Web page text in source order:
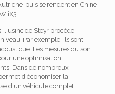
puis se rendent en Chine
iX3.
l'usine de Steyr procède
Par exemple, ils sont
Les mesures du son
une optimisation
Dans de nombreux
d'économiser la
d'un véhicule complet.